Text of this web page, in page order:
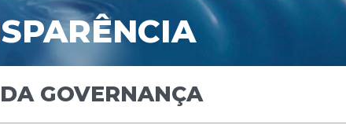
GOVERNANÇA